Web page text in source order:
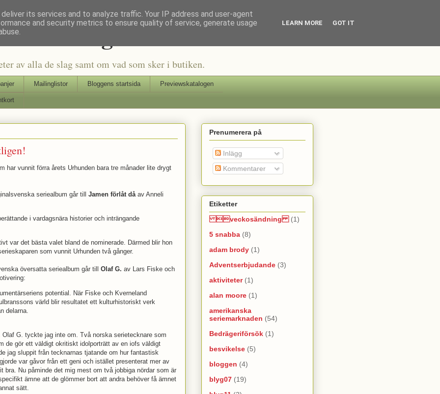
Blog
av alla de slag samt om vad som sker i butiken.
Mailinglistor Bloggens startsida Previewskatalogen
har vunnit förra årets Urhunden bara tre månader lite drygt
seriealbum går till Jamen förlåt dåav Anneli
i vardagsnära historier och inträngande
var det bästa valet bland de nominerade. Därmed blir hon
som vunnit Urhunden två gånger.
översatta seriealbum går till Olaf G. av Lars Fiske och
potential. När Fiske och Kverneland
värld blir resultatet ett kulturhistoriskt verk
delarna.
Olaf G. tyckte jag inte om. Två norska serietecknare som
de gör ett väldigt okritiskt idolporträtt av en iofs väldigt
jag sluppit från tecknarnas tjatande om hur fantastisk
var gåvor från ett geni och istället presenterat mer av
bra. Nu påminde det mig mest om två jobbiga nördar som är
ämne att de glömmer bort att andra behöver få ämnet
sätt.
Prenumerera på
Inlägg
Kommentarer
Etiketter
veckosändning (1)
5 snabba (8)
adam brody (1)
Adventserbjudande (3)
aktiviteter (1)
alan moore (1)
amerikanska
seriemarknaden (54)
Bedrägeriförsök (1)
besvikelse (5)
bloggen (4)
blyg07 (19)
its services and to analyze traffic. Your IP address and user-agent
and security metrics to ensure quality of service, generate usage
LEARN MORE GOT IT